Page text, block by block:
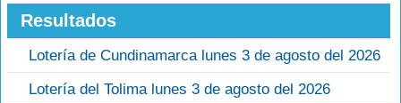
Resultados
Lotería de Cundinamarca lunes 3 de agosto del 2026
Lotería del Tolima lunes 3 de agosto del 2026